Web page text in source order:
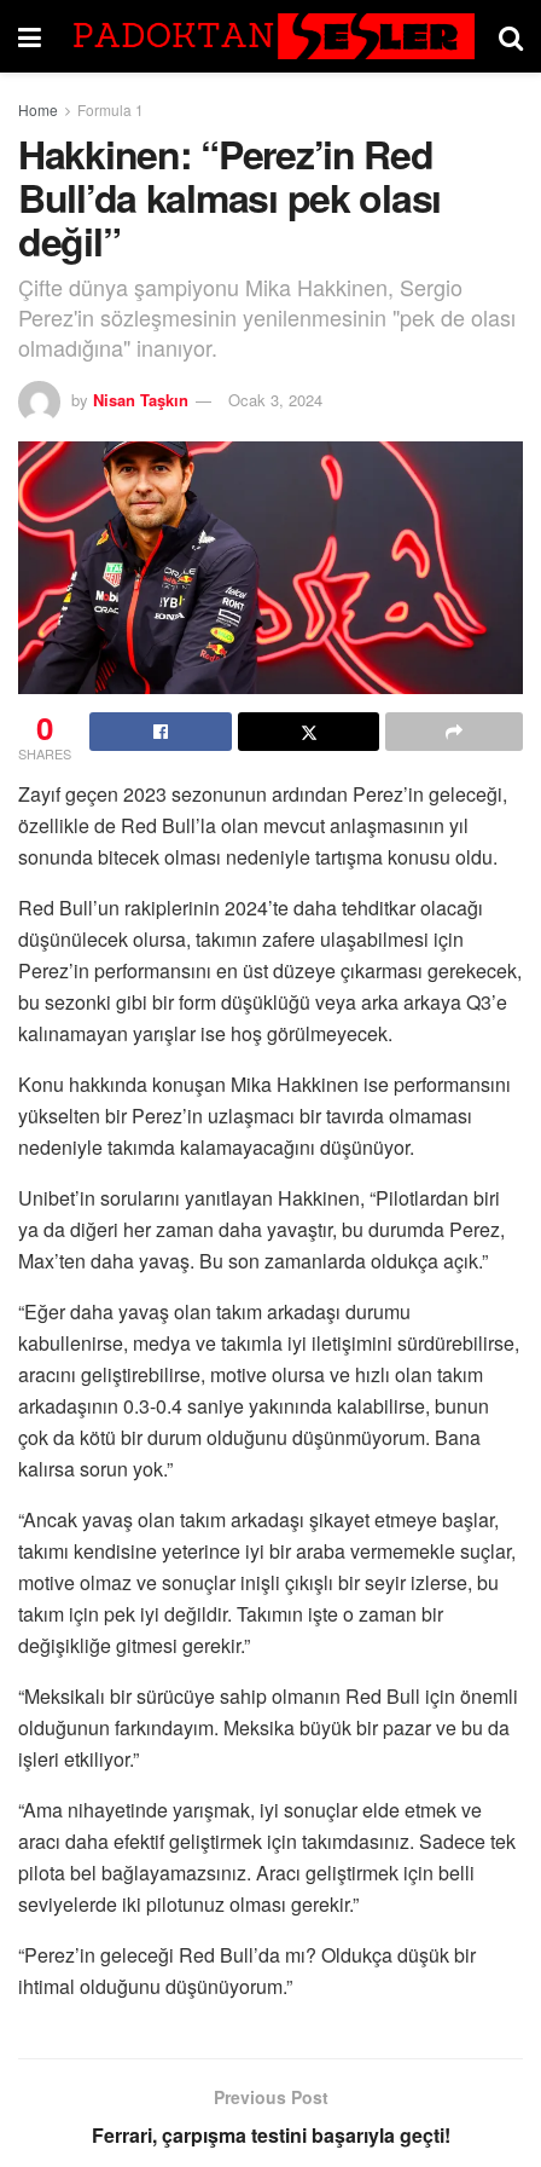
Home Formula 1
Hakkinen: “Perez’in Red
Bull’da kalması pek olası
değil”
Çifte dünya şampiyonu Mika Hakkinen, Sergio
Perez'in sözleşmesinin yenilenmesinin "pek de olası
olmadığına" inanıyor.
by Nisan Taşkın Ocak 3, 2024
0
SHARES
Zayıf geçen 2023 sezonunun ardından Perez’in geleceği,
özellikle de Red Bull’la olan mevcut anlaşmasının yıl
sonunda bitecek olması nedeniyle tartışma konusu oldu.
Red Bull’un rakiplerinin 2024’te daha tehditkar olacağı
düşünülecek olursa, takımın zafere ulaşabilmesi için
Perez’in performansını en üst düzeye çıkarması gerekecek,
bu sezonki gibi bir form düşüklüğü veya arka arkaya Q3’e
kalınamayan yarışlar ise hoş görülmeyecek.
Konu hakkında konuşan Mika Hakkinen ise performansını
yükselten bir Perez’in uzlaşmacı bir tavırda olmaması
nedeniyle takımda kalamayacağını düşünüyor.
Unibet’in sorularını yanıtlayan Hakkinen, “Pilotlardan biri
ya da diğeri her zaman daha yavaştır, bu durumda Perez,
Max’ten daha yavaş. Bu son zamanlarda oldukça açık.”
“Eğer daha yavaş olan takım arkadaşı durumu
kabullenirse, medya ve takımla iyi iletişimini sürdürebilirse,
aracını geliştirebilirse, motive olursa ve hızlı olan takım
arkadaşının 0.3-0.4 saniye yakınında kalabilirse, bunun
çok da kötü bir durum olduğunu düşünmüyorum. Bana
kalırsa sorun yok.”
“Ancak yavaş olan takım arkadaşı şikayet etmeye başlar,
takımı kendisine yeterince iyi bir araba vermemekle suçlar,
motive olmaz ve sonuçlar inişli çıkışlı bir seyir izlerse, bu
takım için pek iyi değildir. Takımın işte o zaman bir
değişikliğe gitmesi gerekir.”
“Meksikalı bir sürücüye sahip olmanın Red Bull için önemli
olduğunun farkındayım. Meksika büyük bir pazar ve bu da
işleri etkiliyor.”
“Ama nihayetinde yarışmak, iyi sonuçlar elde etmek ve
aracı daha efektif geliştirmek için takımdasınız. Sadece tek
pilota bel bağlayamazsınız. Aracı geliştirmek için belli
seviyelerde iki pilotunuz olması gerekir.”
“Perez’in geleceği Red Bull’da mı? Oldukça düşük bir
ihtimal olduğunu düşünüyorum.”
Previous Post
Ferrari, çarpışma testini başarıyla geçti!